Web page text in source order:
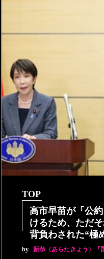
TOP
高市早苗が「公
けるため、ただ
背負わされた“極
by 新恭（あらたきょう）